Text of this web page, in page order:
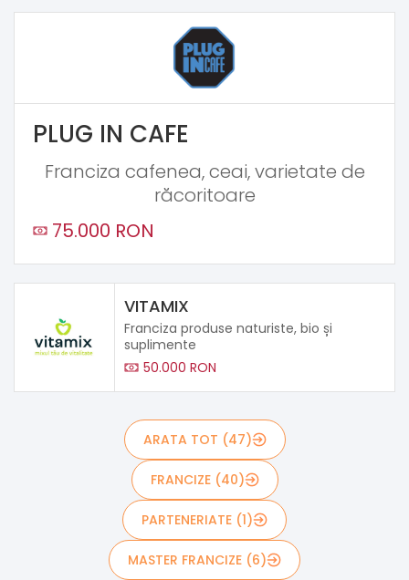
PLUG IN CAFE
Franciza cafenea, ceai, varietate de
răcoritoare
75.000 RON
VITAMIX
Franciza produse naturiste, bio și
suplimente
50.000 RON
ARATA TOT (47)
FRANCIZE (40)
PARTENERIATE (1)
MASTER FRANCIZE (6)